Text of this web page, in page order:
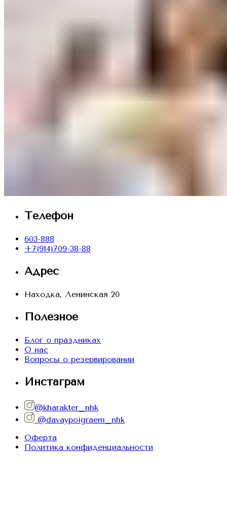
Телефон
603-888
+7(914)709-38-88
Адрес
Находка, Ленинская 20
Полезное
Блог о праздниках
О нас
Вопросы о резервировании
Инстаграм
@kharakter_nhk
@davaypoigraem_nhk
Оферта
Политика конфиденциальности